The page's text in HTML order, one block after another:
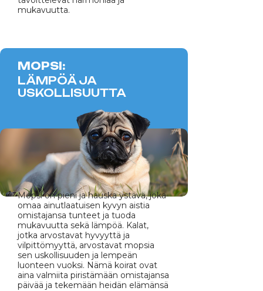
mukavuutta.
MOPSI:
LÄMPÖÄ JA
USKOLLISUUTTA
Mopsi on pieni ja hauska ystävä, joka
omaa ainutlaatuisen kyvyn aistia
omistajansa tunteet ja tuoda
mukavuutta sekä lämpöä. Kalat,
jotka arvostavat hyvyyttä ja
vilpittömyyttä, arvostavat mopsia
sen uskollisuuden ja lempeän
luonteen vuoksi. Nämä koirat ovat
aina valmiita piristämään omistajansa
päivää ja tekemään heidän elämänsä